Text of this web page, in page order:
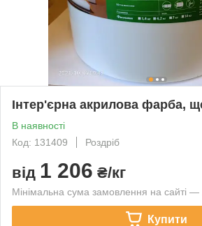
Інтер'єрна акрилова фарба,
В наявності
Код: 131409
Роздріб
від 1 206 ₴/кг
Мінімальна сума замовлення на сайті
Купити